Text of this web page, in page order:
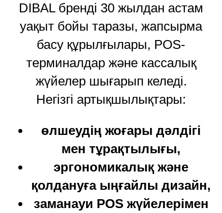
DIBAL бренді 30 жылдан астам
уақыт бойы таразы, жапсырма
басу құрылғылары, POS-
терминалдар және кассалық
жүйелер шығарып келеді.
Негізгі артықшылықтары:
өлшеудің жоғары дәлдігі
мен тұрақтылығы,
эргономикалық және
қолдануға ыңғайлы дизайн,
заманауи POS жүйелерімен